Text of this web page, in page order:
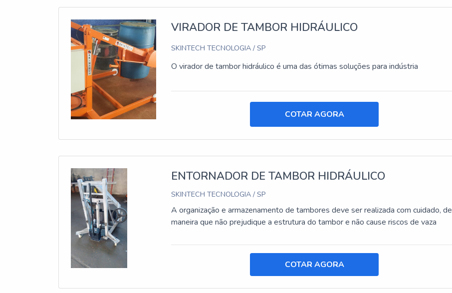
VIRADOR DE TAMBOR HIDRÁULICO
SKINTECH TECNOLOGIA / SP
O virador de tambor hidráulico é uma das ótimas soluções para indústria
COTAR AGORA
ENTORNADOR DE TAMBOR HIDRÁULICO
SKINTECH TECNOLOGIA / SP
A organização e armazenamento de tambores deve ser realizada com cuidado, de
maneira que não prejudique a estrutura do tambor e não cause riscos de vaza
COTAR AGORA